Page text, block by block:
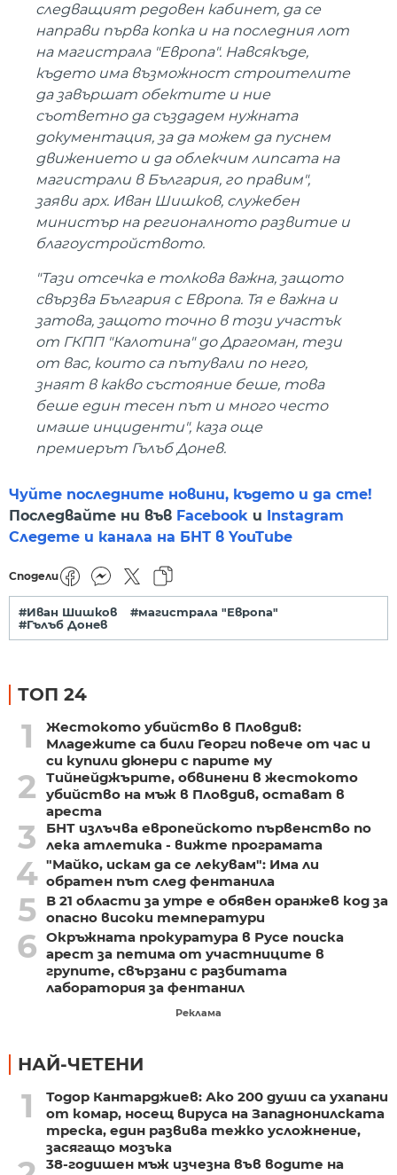
следващият редовен кабинет, да се
направи първа копка и на последния лот
на магистрала "Европа". Навсякъде,
където има възможност строителите
да завършат обектите и ние
съответно да създадем нужната
документация, за да можем да пуснем
движението и да облекчим липсата на
магистрали в България, го правим",
заяви арх. Иван Шишков, служебен
министър на регионалното развитие и
благоустройството.
"Тази отсечка е толкова важна, защото
свързва България с Европа. Тя е важна и
затова, защото точно в този участък
от ГКПП "Калотина" до Драгоман, тези
от вас, които са пътували по него,
знаят в какво състояние беше, това
беше един тесен път и много често
имаше инциденти", каза още
премиерът Гълъб Донев.
Чуйте последните новини, където и да сте!
Последвайте ни във Facebook и Instagram
Следете и канала на БНТ в YouTube
Сподели
#Иван Шишков
#магистрала "Европа"
#Гълъб Донев
ТОП 24
1
Жестокото убийство в Пловдив:
Младежите са били Георги повече от час и
си купили дюнери с парите му
2
Тийнейджърите, обвинени в жестокото
убийство на мъж в Пловдив, остават в
ареста
3
БНТ излъчва европейското първенство по
лека атлетика - вижте програмата
4 "Майко, искам да се лекувам": Има ли
обратен път след фентанила
5
В 21 области за утре е обявен оранжев код за
опасно високи температури
6 Окръжната прокуратура в Русе поиска
арест за петима от участниците в
групите, свързани с разбитата
лаборатория за фентанил
Реклама
НАЙ-ЧЕТЕНИ
1
Тодор Кантарджиев: Ако 200 души са ухапани
от комар, носещ вируса на Западнонилската
треска, един развива тежко усложнение,
засягащо мозъка
38-годишен мъж изчезна във водите на